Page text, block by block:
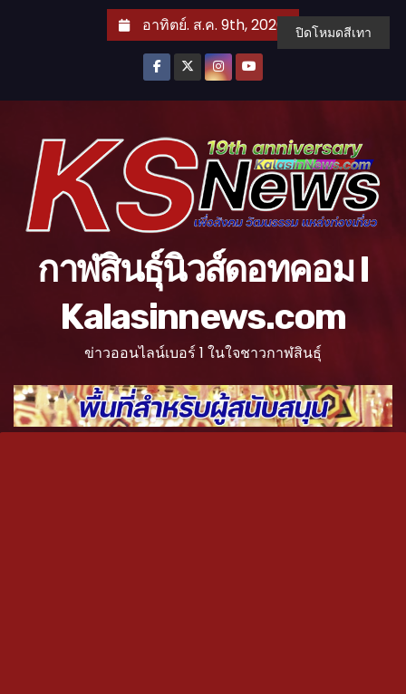
อาทิตย์. ส.ค. 9th, 2026
กาฬสินธุ์นิวส์ดอทคอม l
Kalasinnews.com
ข่าวออนไลน์เบอร์ 1 ในใจชาวกาฬสินธุ์
ปิดโหมดสีเทา